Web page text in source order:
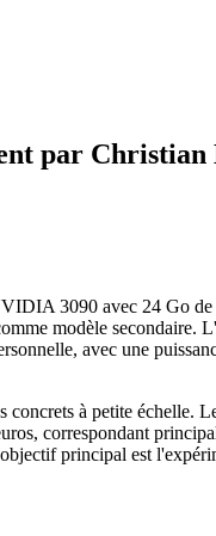
par Christian
3090 avec 24 Go
modèle secondaire.
avec une
à petite échelle.
correspondant
principal est